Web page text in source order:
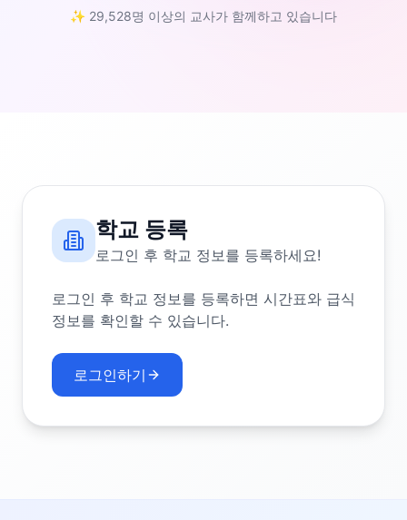
✨ 29,528명 이상의 교사가 함께하고 있습니다
학교 등록
로그인 후 학교 정보를 등록하세요!
로그인 후 학교 정보를 등록하면 시간표와 급식
정보를 확인할 수 있습니다.
로그인하기